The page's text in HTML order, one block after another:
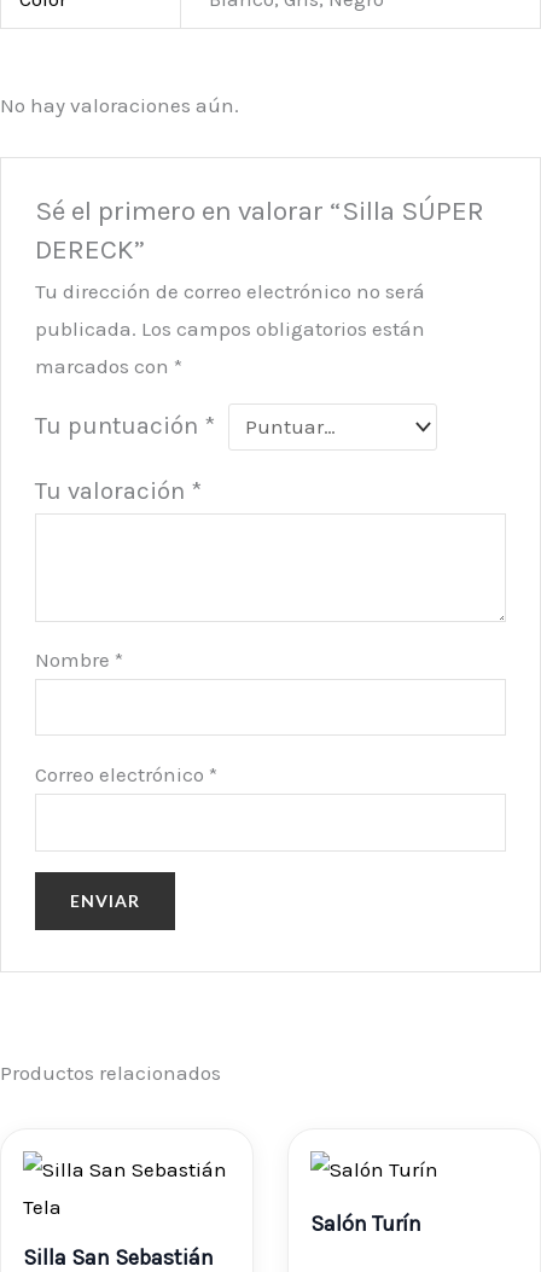
No hay valoraciones aún.
Sé el primero en valorar “Silla SÚPER
DERECK”
Tu dirección de correo electrónico no será
publicada. Los campos obligatorios están
marcados con *
Tu puntuación *
Tu valoración *
Nombre *
Correo electrónico *
Productos relacionados
Silla San Sebastián
Salón Turín